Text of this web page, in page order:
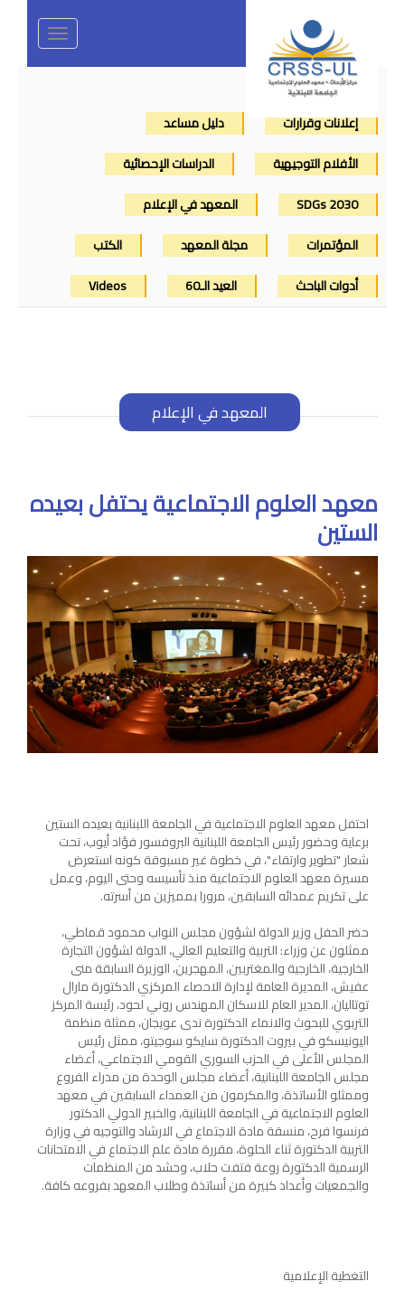
Toggle
navigation
إعلانات وقرارات
دليل مساعد
الأفلام التوجيهية
الدراسات الإحصائية
SDGs 2030
المعهد في الإعلام
المؤتمرات
مجلة المعهد
الكتب
أدوات الباحث
العيد الـ60 Videos
المعهد في الإعلام
معهد العلوم الاجتماعية يحتفل بعيده
الستين
احتفل معهد العلوم الاجتماعية في الجامعة اللبنانية بعيده الستين
برعاية وحضور رئيس الجامعة اللبنانية البروفسور فؤاد أيوب، تحت
شعار "تطوير وارتقاء"، في خطوة غير مسبوقة كونه استعرض
مسيرة معهد العلوم الاجتماعية منذ تأسيسه وحتى اليوم، وعمل
على تكريم عمدائه السابقين، مرورا بمميزين من أسرته.
حضر الحفل وزير الدولة لشؤون مجلس النواب محمود قماطي،
ممثلون عن وزراء: التربية والتعليم العالي، الدولة لشؤون التجارة
الخارجية، الخارجية والمغتربين، المهجرين، الوزيرة السابقة منى
عفيش، المديرة العامة لإدارة الاحصاء المركزي الدكتورة مارال
توتاليان، المدير العام للاسكان المهندس روني لحود، رئيسة المركز
التربوي للبحوث والانماء الدكتورة ندى عويجان، ممثلة منظمة
اليونيسكو في بيروت الدكتورة سايكو سوجيتو، ممثل رئيس
المجلس الأعلى في الحزب السوري القومي الاجتماعي، أعضاء
مجلس الجامعة اللبنانية، أعضاء مجلس الوحدة من مدراء الفروع
وممثلو الأساتذة، والمكرمون من العمداء السابقين في معهد
العلوم الاجتماعية في الجامعة اللبنانية، والخبير الدولي الدكتور
فرنسوا فرح، منسقة مادة الاجتماع في الارشاد والتوجيه في وزارة
التربية الدكتورة ثناء الحلوة، مقررة مادة علم الاجتماع في الامتحانات
الرسمية الدكتورة روعة فتفت حلاب، وحشد من المنظمات
والجمعيات وأعداد كبيرة من أساتذة وطلاب المعهد بفروعه كافة.
التغطية الإعلامية